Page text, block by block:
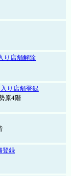
り店舗解除
り店舗登録
原4階
登録